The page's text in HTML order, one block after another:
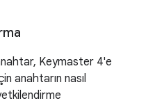
Keymaster 4'e
anahtarın nasıl